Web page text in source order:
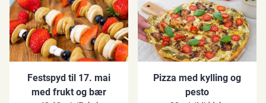
Festspyd til 17. mai
med frukt og bær
Pizza med kylling og
pesto